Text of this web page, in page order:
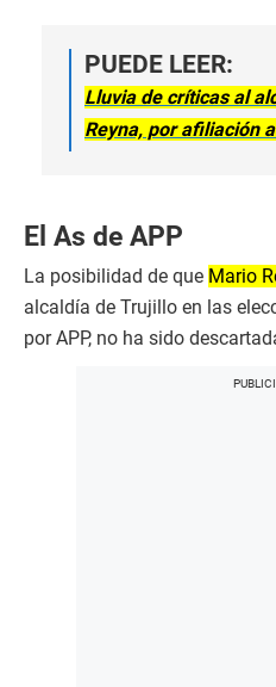
PUEDE LEER:
Lluvia de críticas al
Reyna, por afiliación
El As de APP
La posibilidad de que Mario
alcaldía de Trujillo en las
por APP, no ha sido